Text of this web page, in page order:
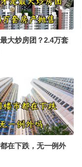
大炒房团？2.4万套
在下跌，无一例外